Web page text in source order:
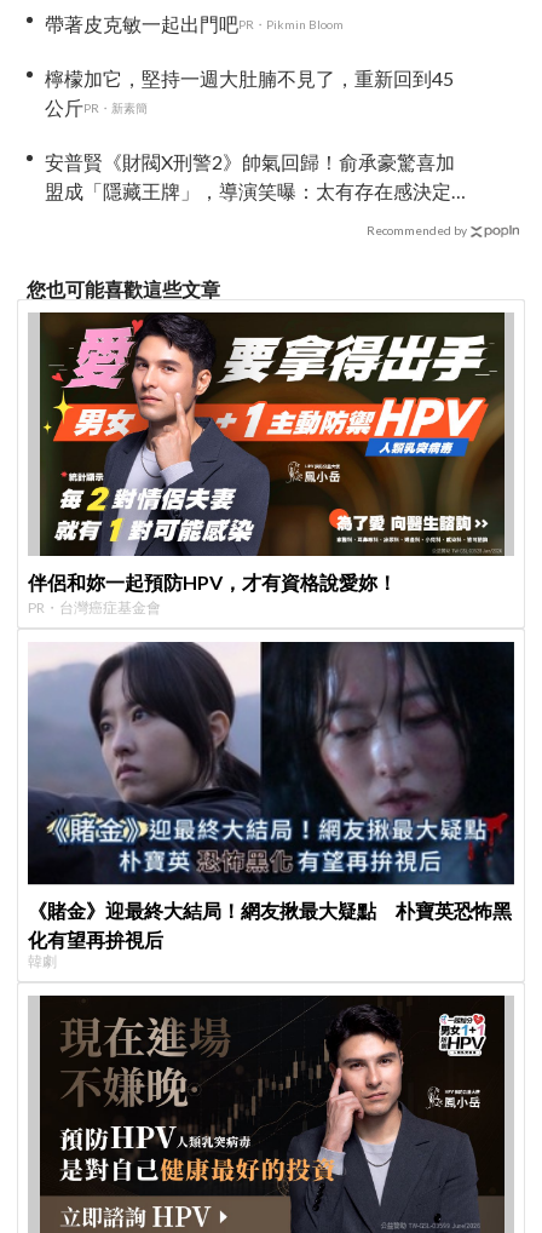
帶著皮克敏一起出門吧PR・Pikmin Bloom
檸檬加它，堅持一週大肚腩不見了，重新回到45
公斤PR・新素簡
安普賢《財閥X刑警2》帥氣回歸！俞承豪驚喜加
盟成「隱藏王牌」，導演笑曝：太有存在感決定
Recommended by
您也可能喜歡這些文章
伴侶和妳一起預防HPV，才有資格說愛妳！
PR・台灣癌症基金會
《賭金》迎最終大結局！網友揪最大疑點 朴寶英恐怖黑
化有望再拚視后
韓劇